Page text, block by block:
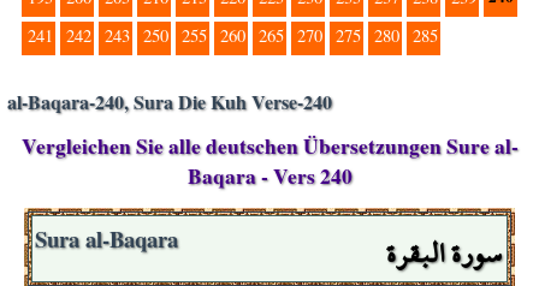
241 242 243 250 255 260 265 270 275 280 285
al-Baqara-240, Sura Die Kuh Verse-240
Vergleichen Sie alle deutschen Übersetzungen Sure al-
Baqara - Vers 240
سورة البقرة Sura al-Baqara